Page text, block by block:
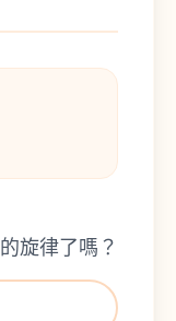
旋律了嗎？